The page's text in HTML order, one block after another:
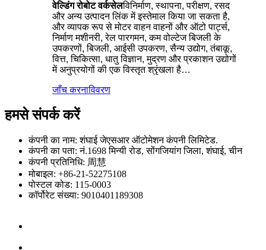
वेल्डिंग रोबोट वर्कसेलविनिर्माण, स्थापना, परीक्षण, रसद
और अन्य उत्पादन लिंक में इस्तेमाल किया जा सकता है,
और व्यापक रूप से मोटर वाहन वाहनों और ऑटो पार्ट्स,
निर्माण मशीनरी, रेल पारगमन, कम वोल्टेज बिजली के
उपकरणों, बिजली, आईसी उपकरण, सैन्य उद्योग, तंबाकू,
वित्त, चिकित्सा, धातु विज्ञान, मुद्रण और प्रकाशन उद्योगों
में अनुप्रयोगों की एक विस्तृत श्रृंखला है…
जाँच करनाविवरण
हमसे संपर्क करें
कंपनी का नाम: शंघाई जेएसआर ऑटोमेशन कंपनी लिमिटेड.
कंपनी का पता: नं.1698 मिन्यी रोड, सोंगजियांग जिला, शंघाई, चीन
कंपनी प्रतिनिधि: 周慧
मोबाइल: +86-21-52275108
पोस्टल कोड: 115-0003
कॉर्पोरेट संख्या: 9010401189308